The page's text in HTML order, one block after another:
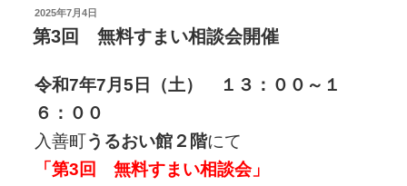
投
稿
日:
2025年7月4日
第3回 無料すまい相談会開催
令和7年7月5日（土） １３：００～１
６：００
入善町うるおい館２階にて
「第3回 無料すまい相談会」